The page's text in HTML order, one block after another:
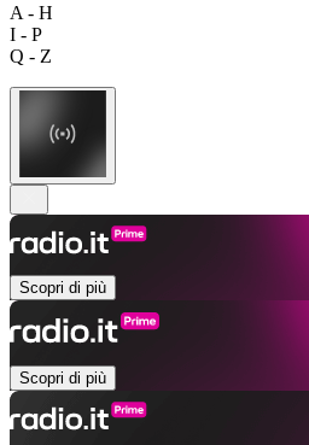
A - H
I - P
Q - Z
Scopri di più
Scopri di più